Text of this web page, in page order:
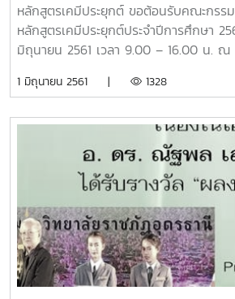
หลักสูตรเคมีประยุกต์ ขอต้อนรับคณะกรร
หลักสูตรเคมีประยุกต์ประจำปีการศึกษา
มิถุนายน 2561 เวลา 9.00 – 16.00 น. ณ
คณะกรรมการดังนี้1.รศ.ดร.ธณัฏฐ์คุณ มง
กรรมการ2.ผศ.ดร.สุวิมล เรืองศรี
ราชภัฏนครปฐม กรรมการ3.ผ
สังกัดมหาวิทยาลัยราชภัฏพิบูลสงคราม
รัตน์ ชิดทอง สังกัดมหา
เลขานุการ
1 มิถุนายน 2561 | 1328